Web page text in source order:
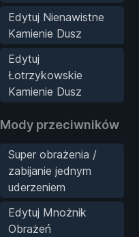
Edytuj Nienawistne
Kamienie Dusz
Edytuj
Łotrzykowskie
Kamienie Dusz
Mody przeciwników
Super obrażenia /
zabijanie jednym
uderzeniem
Edytuj Mnożnik
Obrażeń